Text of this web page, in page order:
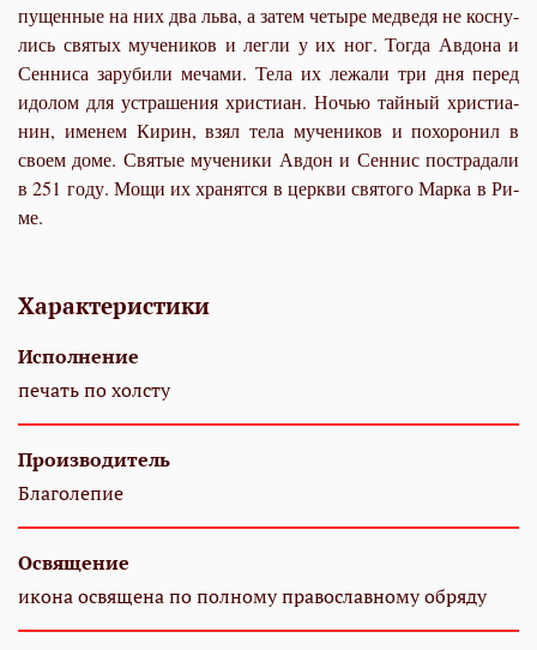
пу­щен­ные на них два льва, а за­тем че­ты­ре мед­ве­дя не кос­ну­
лись свя­тых му­че­ни­ков и лег­ли у их ног. То­гда Ав­до­на и
Сен­ни­са за­ру­би­ли ме­ча­ми. Те­ла их ле­жа­ли три дня пе­ред
идо­лом для устра­ше­ния хри­сти­ан. Но­чью тай­ный хри­сти­а­
нин, име­нем Ки­рин, взял те­ла му­че­ни­ков и по­хо­ро­нил в
сво­ем до­ме. Свя­тые му­че­ни­ки Ав­дон и Сен­нис по­стра­да­ли
в 251 го­ду. Мо­щи их хра­нят­ся в церк­ви свя­то­го Мар­ка в Ри­
ме.
Характеристики
Исполнение
печать по холсту
Производитель
Благолепие
Освящение
икона освящена по полному православному обряду